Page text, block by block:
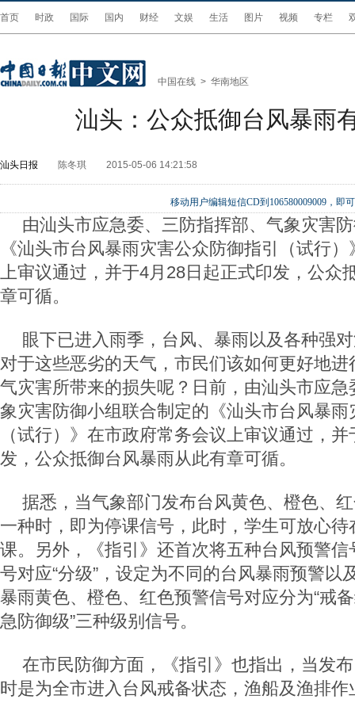
首页 时政 国际 国内 财经 文娱 生活 图片 视频 专栏
中国在线 > 华南地区
汕头：公众抵御台风暴雨
汕头日报 陈冬琪 2015-05-06 14:21:58
移动用户编辑短信CD到106580009009，即
由汕头市应急委、三防指挥部、气象灾害
《汕头市台风暴雨灾害公众防御指引（试行
上审议通过，并于4月28日起正式印发，公众
章可循。
眼下已进入雨季，台风、暴雨以及各种强
对于这些恶劣的天气，市民们该如何更好地
气灾害所带来的损失呢？日前，由汕头市应
象灾害防御小组联合制定的《汕头市台风暴
（试行）》在市政府常务会议上审议通过，
发，公众抵御台风暴雨从此有章可循。
据悉，当气象部门发布台风黄色、橙色、
一种时，即为停课信号，此时，学生可放心
课。另外，《指引》还首次将五种台风预警
号对应“分级”，设定为不同的台风暴雨预警以
暴雨黄色、橙色、红色预警信号对应分为“戒备
急防御级”三种级别信号。
在市民防御方面，《指引》也指出，当发
时是为全市进入台风戒备状态，渔船及渔排